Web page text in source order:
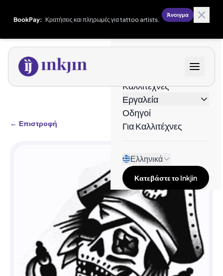
BookPay: Κρατήσεις και πληρωμές για tattoo artists.
Άνοιγμα
Καλλιτέχνες
Εργαλεία
Οδηγοί
Για Καλλιτέχνες
Ελληνικά
Κατεβάστε το Inkjin
← Επιστροφή